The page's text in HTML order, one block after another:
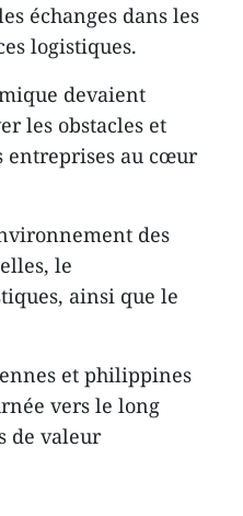
échanges dans les
logistiques.
devaient
les obstacles et
entreprises au cœur
des
le
ainsi que le
et philippines
vers le long
de valeur